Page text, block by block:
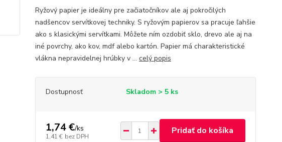
Ryžový papier je ideálny pre začiatočníkov ale aj pokročilých
nadšencov servítkovej techniky. S ryžovým papierov sa pracuje ľahšie
ako s klasickými servítkami. Môžete ním ozdobiť sklo, drevo ale aj na
iné povrchy, ako kov, mdf alebo kartón. Papier má charakteristické
vlákna nepravidelnej hrúbky v ... celý popis
Dostupnosť Skladom > 5 ks
1,74 €/ks
1,41 € bez DPH
Pridať do košíka